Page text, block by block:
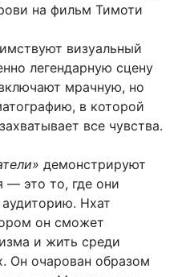
на фильм Тимоти
визуальный
легендарную сцену
мрачную, но
в которой
все чувства.
демонстрируют
— это то, где они
Нхат
он сможет
и жить среди
Он очарован образом